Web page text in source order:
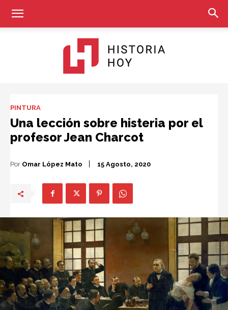
Hoy
PINTURA
Una lección sobre histeria por el
profesor Jean Charcot
Por Omar López Mato 15 Agosto, 2020